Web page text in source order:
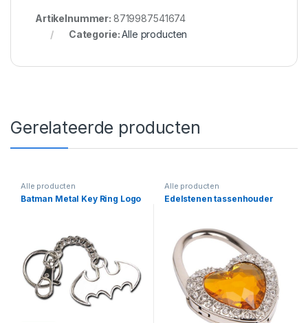
Artikelnummer: 8719987541674
Categorie:Alle producten
Gerelateerde producten
Alle producten
Batman Metal Key Ring Logo
Alle producten
Edelstenen tassenhouder